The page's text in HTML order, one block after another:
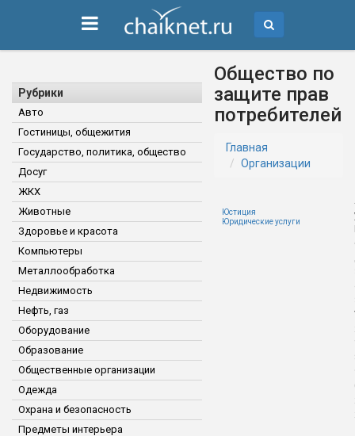
Рубрики
Авто
Гостиницы, общежития
Государство, политика, общество
Досуг
ЖКХ
Животные
Здоровье и красота
Компьютеры
Металлообработка
Недвижимость
Нефть, газ
Оборудование
Образование
Общественные организации
Одежда
Охрана и безопасность
Предметы интерьера
Общество по
защите прав
потребителей
Главная
Организации
Юстиция
Юридические услуги